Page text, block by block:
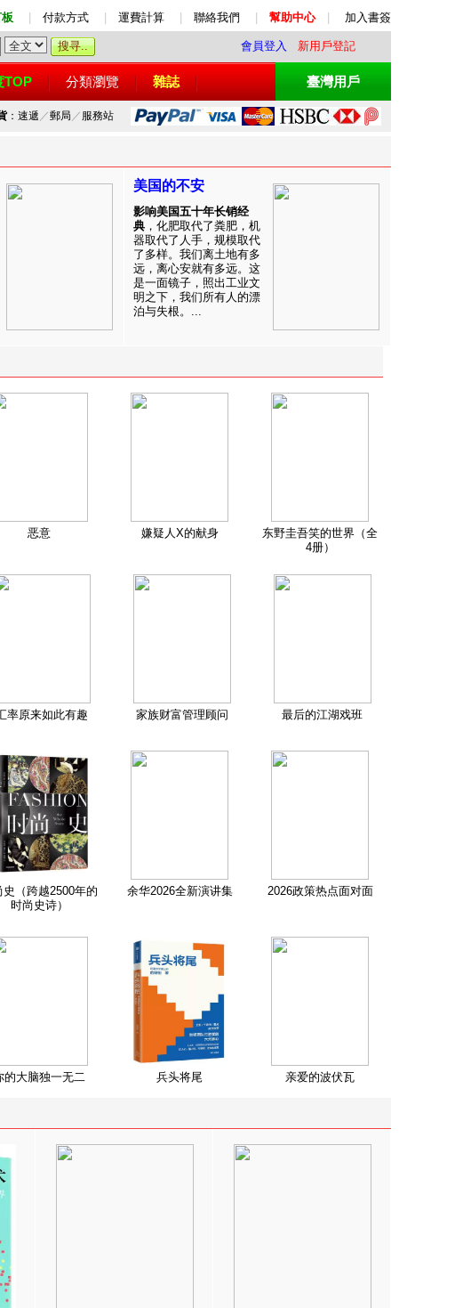
付款方式 運費計算 聯絡我們 幫助中心 加入書簽
會員登入 新用戶登記
TOP 分類瀏覽 雜誌 臺灣用戶
：速遞 ／郵局 ／ 服務站
美国的不安
影响美国五十年长销经
典 ，化肥取代了粪肥，机
器取代了人手，规模取代
了多样。我们离土地有多
远，离心安就有多远。这
是一面镜子，照出工业文
明之下，我们所有人的漂
泊与失根。...
恶意 嫌疑人X的献身
东野圭吾笑的世界（全
4册）
率原来如此有趣 家族财富管理顾问 最后的江湖戏班
史（跨越2500年的
时尚史诗）
余华2026全新演讲集 2026政策热点面对面
的大脑独一无二 兵头将尾 亲爱的波伏瓦